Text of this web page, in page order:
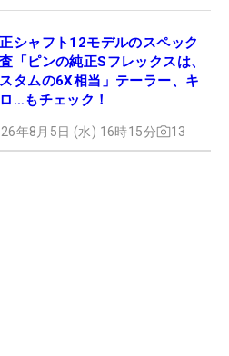
シャフト12モデルのスペック
「ピンの純正Sフレックスは、
タムの6X相当」テーラー、キ
…もチェック！
年8月5日 (水) 16時15分 13